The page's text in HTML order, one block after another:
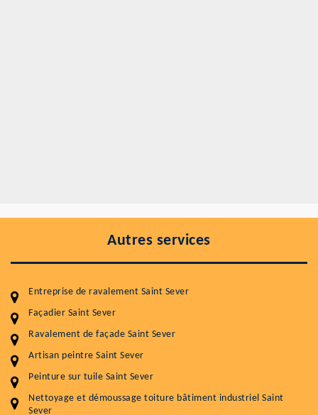
Autres services
Entreprise de ravalement Saint Sever
Façadier Saint Sever
Ravalement de façade Saint Sever
Artisan peintre Saint Sever
Peinture sur tuile Saint Sever
Nettoyage et démoussage toiture bâtiment industriel Saint
Sever
Entretenir votre toiture, c'est préserver sa
durabilité